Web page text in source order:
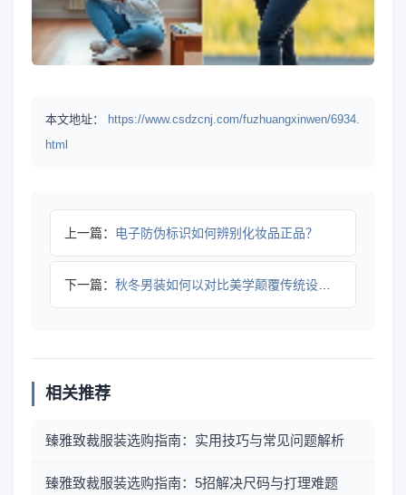
本文地址：
https://www.csdzcnj.com/fuzhuangxinwen/6934.
html
上一篇： 电子防伪标识如何辨别化妆品正品？
下一篇： 秋冬男装如何以对比美学颠覆传统设计？
相关推荐
臻雅致裁服装选购指南：实用技巧与常见问题解析
臻雅致裁服装选购指南：5招解决尺码与打理难题